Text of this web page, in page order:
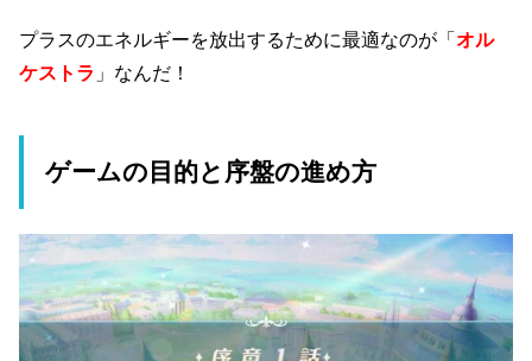
プラスのエネルギーを放出するために最適なのが「オル
ケストラ 」なんだ！
ゲームの目的と序盤の進め方